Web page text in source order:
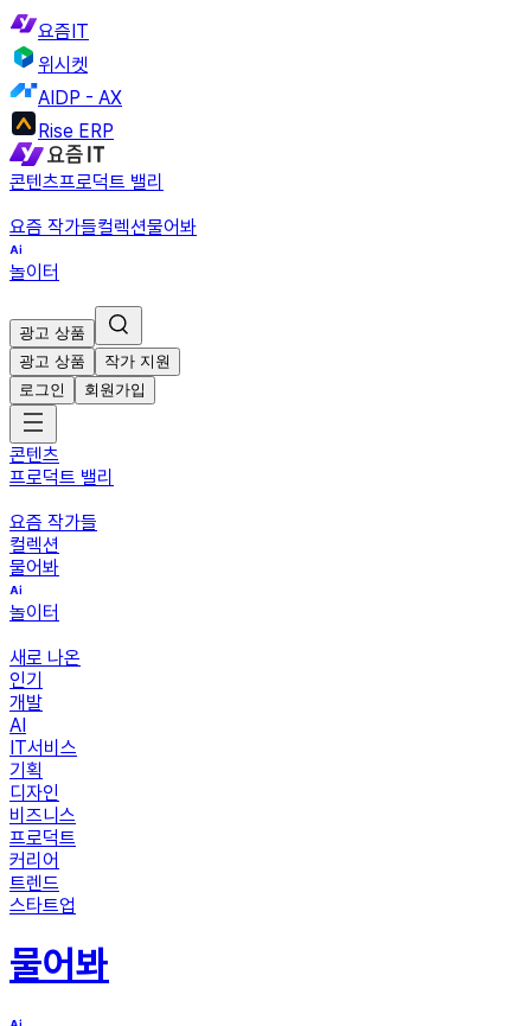
요즘IT
위시켓
AIDP - AX
Rise ERP
콘텐츠프로덕트 밸리
요즘 작가들컬렉션물어봐
놀이터
광고 상품
광고 상품
작가 지원
로그인
회원가입
콘텐츠
프로덕트 밸리
요즘 작가들
컬렉션
물어봐
놀이터
새로 나온
인기
개발
AI
IT서비스
기획
디자인
비즈니스
프로덕트
커리어
트렌드
스타트업
물어봐